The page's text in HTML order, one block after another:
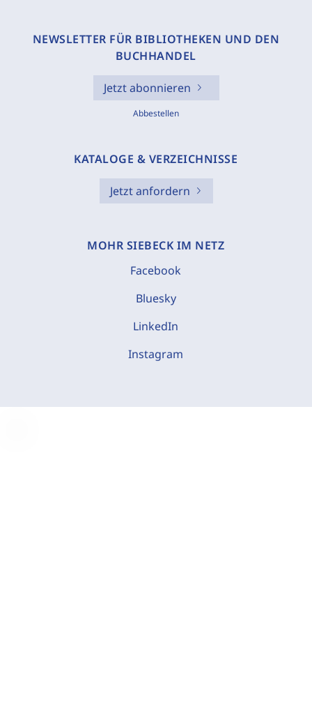
NEWSLETTER FÜR BIBLIOTHEKEN UND DEN
BUCHHANDEL
Jetzt abonnieren
Abbestellen
KATALOGE & VERZEICHNISSE
Jetzt anfordern
MOHR SIEBECK IM NETZ
Facebook
Bluesky
LinkedIn
Instagram